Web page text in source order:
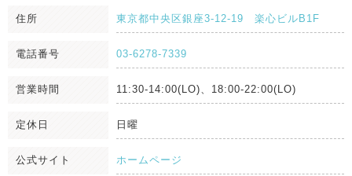
住所 東京都中央区銀座3-12-19 楽心ビルB1F
電話番号 03-6278-7339
営業時間 11:30-14:00(LO)、18:00-22:00(LO)
定休日 日曜
公式サイト ホームページ